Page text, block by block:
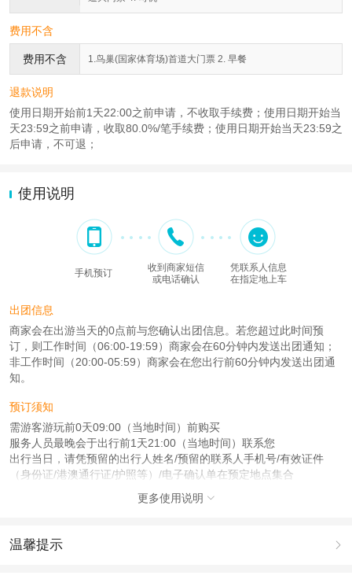
费用不含
费用不含 1.鸟巢(国家体育场)首道大门票 2. 早餐
退款说明
使用日期开始前1天22:00之前申请，不收取手续费；使用日期开始当
天23:59之前申请，收取80.0%/笔手续费；使用日期开始当天23:59之
后申请，不可退；
使用说明
手机预订
收到商家短信
或电话确认
凭联系人信息
在指定地上车
出团信息
商家会在出游当天的0点前与您确认出团信息。若您超过此时间预
订，则工作时间（06:00-19:59）商家会在60分钟内发送出团通知；
非工作时间（20:00-05:59）商家会在您出行前60分钟内发送出团通
知。
预订须知
需游客游玩前0天09:00（当地时间）前购买
服务人员最晚会于出行前1天21:00（当地时间）联系您
出行当日，请凭预留的出行人姓名/预留的联系人手机号/有效证件
（身份证/港澳通行证/护照等）/电子确认单在预定地点集合
儿童：17周岁（含）以下；
老人：60周岁（含）以上；
更多使用说明 
温馨提示 